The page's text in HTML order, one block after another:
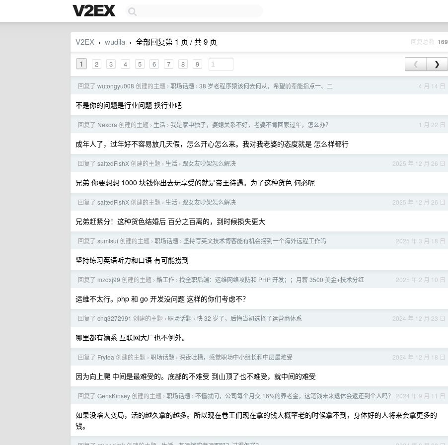
V2EX › wudila › 全部回复第 1 页 / 共 9 页 回复总数 169
1 2 3 4 5 6 7 8 9 ❮ ❯
4 月 14 日
回复了 wutongyu008 创建的主题 › 职场话题 › 38 岁老程序猿该何去何从，希望前辈能指点一、二
不是你的问题是行业问题 换行业吧
1 月 22 日
回复了 Nexora 创建的主题 › 生活 › 我是家中独子，婆媳关系不好，老婆不肯回家过年，怎么办？
成年人了，过年好不容易放几天假，怎么开心怎么来。我对我老婆的态度就是 怎么样都行
2025 年 12 月 26 日
回复了 saltedFishX创建的主题 › 生活 › 跟女友吵架怎么解决
兄弟 你要想想 1000 块钱你出去玩享受的就是帝王待遇。为了这种货色 何必呢
2025 年 12 月 26 日
回复了 saltedFishX创建的主题 › 生活 › 跟女友吵架怎么解决
兄弟赶紧分！这种货色结婚后 百分之百离的，到时候损失更大
2025 年 3 月 18 日
回复了 sumtsui 创建的主题 › 职场话题 › 坚持写英文技术博客能有机会捞到一个海外远程工作吗
坚持练习英语听力和口语 有可能捞到
2025 年 2 月 10 日
回复了 mzdxj99 创建的主题 › 酷工作 › 找全职后端：运维网络攻防和 PHP 开发；；月薪 3500 美金+技术分红
运维不太行。php 和 go 开发没问题 这样的你们考虑不？
2024 年 12 月 23 日
回复了 chq3272991 创建的主题 › 职场话题 › 快 32 岁了，后悔当初选择了运营商体系
哪里都有嫡系 互联网大厂也不例外。
2024 年 12 月 18 日
回复了 Frytea 创建的主题 › 职场话题 › 深夜吐槽，感觉职场中小组长和中层最难受
因为向上爬 中间是最难受的。底部的不难受 到山顶了也不难受，就中间的难受
2024 年 9 月 11 日
回复了 GensKinsey创建的主题 › 职场话题 › 不懂就问，公司每个月交 16%的养老金，这笔钱未来退休会返还到个人吗？
如果没啥大变局，活的越久拿的越多。所以现在卷王们现在拿的钱大概率老的时候拿不到，身体好的人将来会拿更多的
钱。